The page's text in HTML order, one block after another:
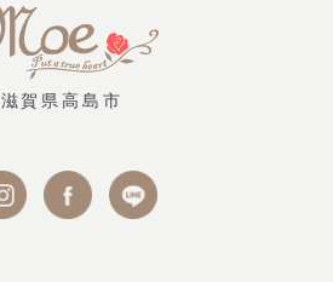
滋賀県高島市